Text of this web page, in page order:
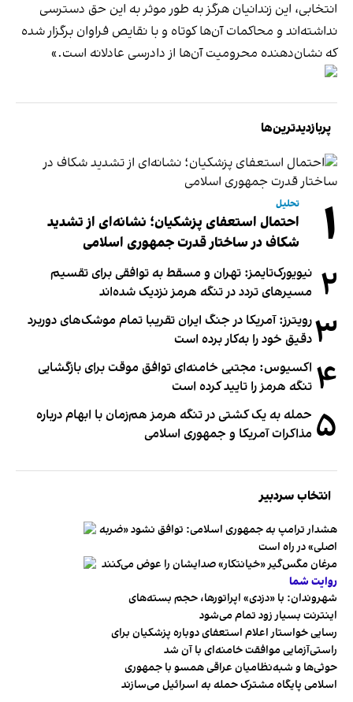
انتخابی، این زندانیان هرگز به طور موثر به این حق دسترسی
نداشته‌اند و محاکمات آن‌ها کوتاه و با نقایص فراوان برگزار شده
که نشان‌دهنده محرومیت آن‌ها از دادرسی عادلانه است.»
پربازدیدترین‌ها
۱ تحلیل
احتمال استعفای پزشکیان؛ نشانه‌ای از تشدید
شکاف در ساختار قدرت جمهوری اسلامی
۲ نیویورک‌تایمز: تهران و مسقط به توافقی برای تقسیم
مسیرهای تردد در تنگه هرمز نزدیک شده‌اند
۳رویترز: آمریکا در جنگ ایران تقریبا تمام موشک‌های دوربرد
دقیق خود را به‌کار برده است
۴ اکسیوس: مجتبی خامنه‌ای توافق موقت برای بازگشایی
تنگه هرمز را تایید کرده است
۵ حمله به یک کشتی در تنگه هرمز هم‌زمان با ابهام درباره
مذاکرات آمریکا و جمهوری اسلامی
انتخاب سردبیر
هشدار ترامپ به جمهوری اسلامی: توافق نشود «ضربه
اصلی» در راه است
مرغان مگس‌گیر «خیانتکار» صدایشان را عوض می‌کنند
روایت شما
شهروندان:‌ با «دزدی» اپراتورها، حجم بسته‌های
اینترنت بسیار زود تمام می‌شود
رسایی خواستار اعلام استعفای دوباره پزشکیان برای
راستی‌آزمایی موافقت خامنه‌ای با آن شد
حوثی‌ها و شبه‌نظامیان عراقی همسو با جمهوری
اسلامی پایگاه مشترک حمله به اسرائیل می‌سازند